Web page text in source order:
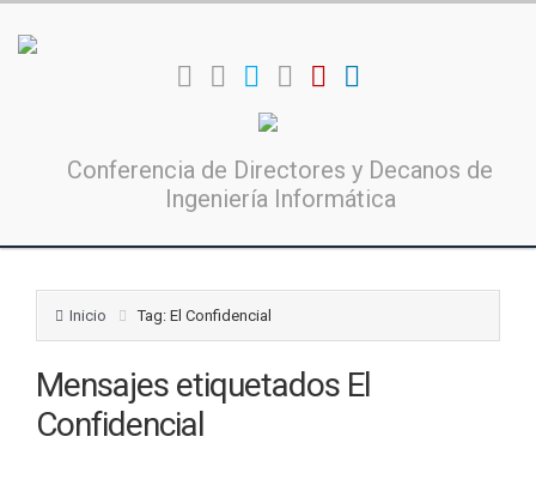
Conferencia de Directores y Decanos de
Ingeniería Informática
Inicio Tag: El Confidencial
Mensajes etiquetados El
Confidencial